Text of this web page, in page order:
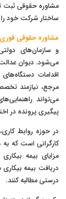
مشاوره حقوقی ثبت
ساختار شرکت خود
مشاوره حقوقی فوری
و سازمان‌های
می‌شود. دیوان
اقدامات
مرجع، نیازمند
می‌تواند
پیگیری پرونده در
در حوزه روابط
کارگرانی است که به
مزایای بیمه
دریافت بیمه
درستی مطالبه کنند.